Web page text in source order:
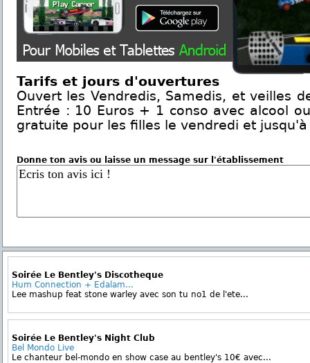
Tarifs et jours d'ouvertures
Ouvert les Vendredis, Samedis, et veilles
Entrée : 10 Euros + 1 conso avec alcool
gratuite pour les filles le vendredi et
Donne ton avis ou laisse un message sur l'établissement
Soirée Le Bentley's Discotheque
Hum Connection + Edalam...
Lee mashup feat stone warley avec son tu no1 de l'ete...
Soirée Le Bentley's Night Club
Bel Mondo Live
Le chanteur bel-mondo en show case au bentley's 10€ avec...